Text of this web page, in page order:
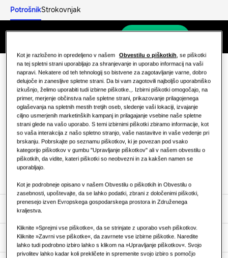
PotrošnikStrokovnjak
Odkrijte
STANOVANJSKE REŠITVE
Kaj je toplotna črpalka in kako deluje?
Prednosti toplotne črpalke
Kaj je klimatska naprava in kako
deluje?
KOMERCIALNE REŠITVE
Hoteli
Restavracija
Naše rešitve
REŠITVE ZA VAŠ DOM
Rešitve za klimatizacijo
Toplotne črpalke
REŠITVE ZA KOMERCIALNE ZGRADBE
Rešitve za klimatizacijo
Upravljanje
Izdelki
Izdelki
Izdelki Hero
O Samsungu
Ostanite
obveščeni
Naročite se
Stopite v stik z
nami
Stopite v stik z
nami
Odkrijte
Naše rešitve
Kot je razloženo in opredeljeno v našem Obvestilu o piškotkih, se piškotki
na tej spletni strani uporabljajo za shranjevanje in uporabo informacij na vaši
napravi. Nekatere od teh tehnologij so bistvene za zagotavljanje varne, dobro
delujoče in zanesljive spletne strani. Da bi vam zagotovili najboljšo uporabniško
izkušnjo, želimo uporabiti tudi izbirne piškotke.,. Izbirni piškotki omogočajo, na
primer, merjenje občinstva naše spletne strani, prikazovanje prilagojenega
oglaševanja na spletnih mestih tretjih oseb, sledenje vaši lokaciji, izvajanje
ciljno usmerjenih marketinških kampanj in prilagajanje vsebine naše spletne
strani glede na vašo uporabo. S temi izbirnimi piškotki zbiramo informacije, kot
so vaša interakcija z našo spletno stranjo, vaše nastavitve in vaše vedenje pri
brskanju. Pobrskajte po seznamu piškotkov, ki je povezan pod vsako
kategorijo piškotkov v gumbu "Upravljanje piškotkov" ali v našem obvestilu o
piškotkih, da vidite, kateri piškotki so neobvezni in za kakšen namen se
uporabljajo.
Kot je podrobneje opisano v našem Obvestilu o piškotkih in Obvestilu o
zasebnosti, upoštevajte, da se lahko podatki, zbrani z določenimi piškotki,
prenesejo izven Evropskega gospodarskega prostora in Združenega
kraljestva.
Kliknite »Sprejmi vse piškotke«, da se strinjate z uporabo vseh piškotkov.
Kliknite »Zavrni vse piškotke«, da zavrnete vse izbirne piškotke. Naredite
lahko tudi podrobno izbiro lahko s klikom na »Upravljanje piškotkov«. Svojo
privolitev lahko kadar koli prekličete in spremenite svojo izbiro s pomočjo